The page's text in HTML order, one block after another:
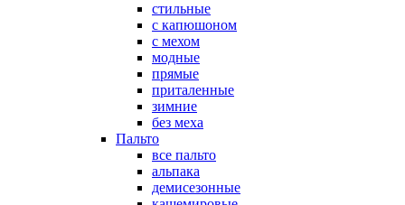
стильные
с капюшоном
с мехом
модные
прямые
приталенные
зимние
без меха
Пальто
все пальто
альпака
демисезонные